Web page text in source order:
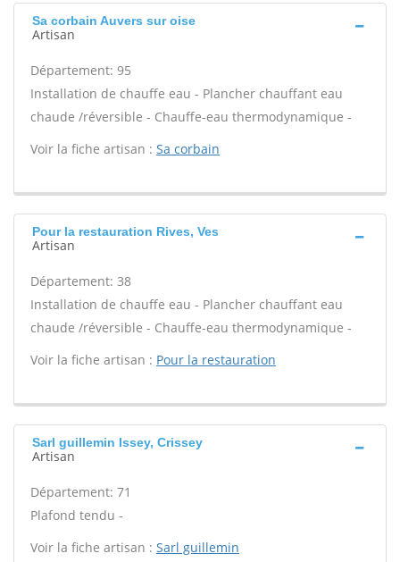
Sa corbain Auvers sur oise
Artisan
Département: 95
Installation de chauffe eau - Plancher chauffant eau
chaude /réversible - Chauffe-eau thermodynamique -
Voir la fiche artisan : Sa corbain
Pour la restauration Rives, Ves
Artisan
Département: 38
Installation de chauffe eau - Plancher chauffant eau
chaude /réversible - Chauffe-eau thermodynamique -
Voir la fiche artisan : Pour la restauration
Sarl guillemin Issey, Crissey
Artisan
Département: 71
Plafond tendu -
Voir la fiche artisan : Sarl guillemin